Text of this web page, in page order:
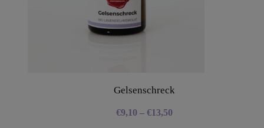
Gelsenschreck
€9,10 –€13,50